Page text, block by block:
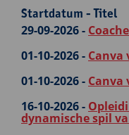
Startdatum - Titel
29-09-2026 -
01-10-2026 - Canva
01-10-2026 - Canva
16-10-2026 -
dynamische spil